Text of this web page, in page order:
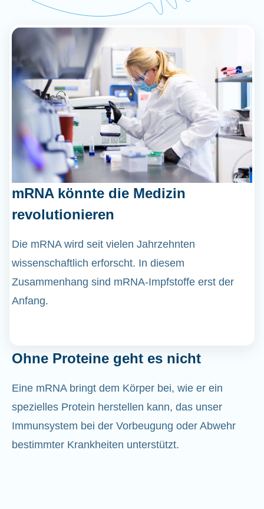
mRNA könnte die Medizin
revolutionieren
Die mRNA wird seit vielen Jahrzehnten
wissenschaftlich erforscht. In diesem
Zusammenhang sind mRNA-Impfstoffe erst der
Anfang.
Ohne Proteine geht es nicht
Eine mRNA bringt dem Körper bei, wie er ein
spezielles Protein herstellen kann, das unser
Immunsystem bei der Vorbeugung oder Abwehr
bestimmter Krankheiten unterstützt.